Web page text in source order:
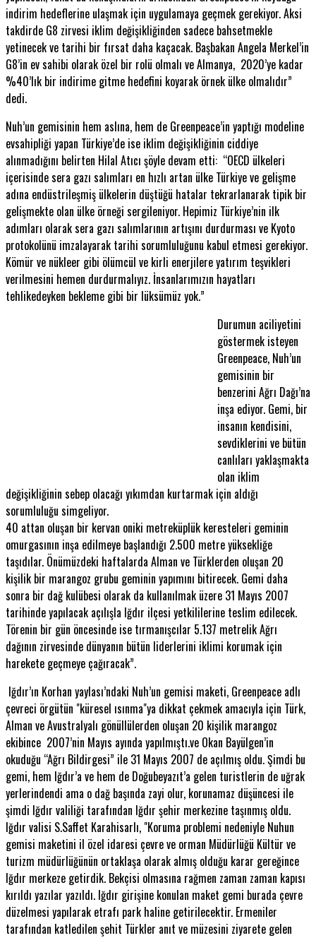
indirim hedeflerine ulaşmak için uygulamaya geçmek gerekiyor. Aksi
takdirde G8 zirvesi iklim değişikliğinden sadece bahsetmekle
yetinecek ve tarihi bir fırsat daha kaçacak. Başbakan Angela Merkel’in
G8’in ev sahibi olarak özel bir rolü olmalı ve Almanya, 2020’ye kadar
%40’lık bir indirime gitme hedefini koyarak örnek ülke olmalıdır”
dedi.
Nuh’un gemisinin hem aslına, hem de Greenpeace’in yaptığı modeline
evsahipliği yapan Türkiye’de ise iklim değişikliğinin ciddiye
alınmadığını belirten Hilal Atıcı şöyle devam etti: “OECD ülkeleri
içerisinde sera gazı salımları en hızlı artan ülke Türkiye ve gelişme
adına endüstrileşmiş ülkelerin düştüğü hatalar tekrarlanarak tipik bir
gelişmekte olan ülke örneği sergileniyor. Hepimiz Türkiye’nin ilk
adımları olarak sera gazı salımlarının artışını durdurması ve Kyoto
protokolünü imzalayarak tarihi sorumluluğunu kabul etmesi gerekiyor.
Kömür ve nükleer gibi ölümcül ve kirli enerjilere yatırım teşvikleri
verilmesini hemen durdurmalıyız. İnsanlarımızın hayatları
tehlikedeyken bekleme gibi bir lüksümüz yok.”
Durumun aciliyetini
göstermek isteyen
Greenpeace, Nuh’un
gemisinin bir
benzerini Ağrı Dağı’na
inşa ediyor. Gemi, bir
insanın kendisini,
sevdiklerini ve bütün
canlıları yaklaşmakta
olan iklim
değişikliğinin sebep olacağı yıkımdan kurtarmak için aldığı
sorumluluğu simgeliyor.
40 attan oluşan bir kervan oniki metreküplük keresteleri geminin
omurgasının inşa edilmeye başlandığı 2.500 metre yüksekliğe
taşıdılar. Önümüzdeki haftalarda Alman ve Türklerden oluşan 20
kişilik bir marangoz grubu geminin yapımını bitirecek. Gemi daha
sonra bir dağ kulübesi olarak da kullanılmak üzere 31 Mayıs 2007
tarihinde yapılacak açılışla Iğdır ilçesi yetkililerine teslim edilecek.
Törenin bir gün öncesinde ise tırmanışcılar 5.137 metrelik Ağrı
dağının zirvesinde dünyanın bütün liderlerini iklimi korumak için
harekete geçmeye çağıracak”.
Iğdır’ın Korhan yaylası’ndaki Nuh’un gemisi maketi, Greenpeace adlı
çevreci örgütün "küresel ısınma"ya dikkat çekmek amacıyla için Türk,
Alman ve Avustralyalı gönüllülerden oluşan 20 kişilik marangoz
ekibince 2007’nin Mayıs ayında yapılmıştı.ve Okan Bayülgen’in
okuduğu “Ağrı Bildirgesi” ile 31 Mayıs 2007 de açılmış oldu. Şimdi bu
gemi, hem Iğdır’a ve hem de Doğubeyazıt’a gelen turistlerin de uğrak
yerlerindendi ama o dağ başında zayi olur, korunamaz düşüncesi ile
şimdi Iğdır valiliği tarafından Iğdır şehir merkezine taşınmış oldu.
Iğdır valisi S.Saffet Karahisarlı, "Koruma problemi nedeniyle Nuhun
gemisi maketini il özel idaresi çevre ve orman Müdürlüğü Kültür ve
turizm müdürlüğünün ortaklaşa olarak almış olduğu karar gereğince
Iğdır merkeze getirdik. Bekçisi olmasına rağmen zaman zaman kapısı
kırıldı yazılar yazıldı. Iğdır girişine konulan maket gemi burada çevre
düzelmesi yapılarak etrafı park haline getirilecektir. Ermeniler
tarafından katledilen şehit Türkler anıt ve müzesini ziyarete gelen